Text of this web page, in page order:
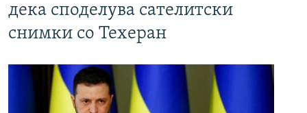
дека споделува сателитски
снимки со Техеран